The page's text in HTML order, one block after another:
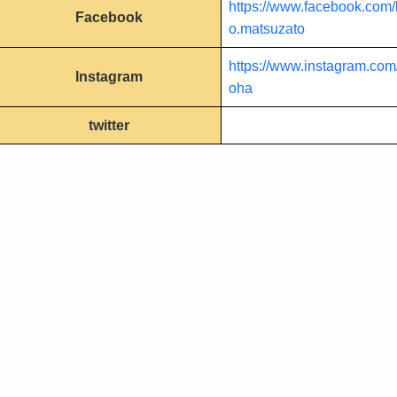
Facebook
https://
o.matsuzato
Instagram
https://
oha
twitter